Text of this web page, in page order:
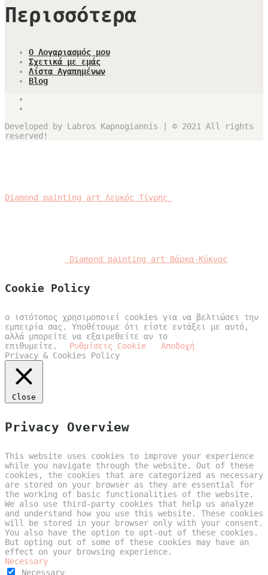
Περισσότερα
Ο Λογαριασμός μου
Σχετικά με εμάς
Λίστα Αγαπημένων
Blog
Developed by Labros Kapnogiannis | © 2021 All rights
reserved!
Diamond painting art Λευκός Τίγρης
Diamond painting art Βάρκα-Κύκνος
Cookie Policy
ο ιστότοπος χρησιμοποιεί cookies για να βελτιώσει την
εμπειρία σας. Υποθέτουμε ότι είστε εντάξει με αυτό,
αλλά μπορείτε να εξαιρεθείτε αν το
επιθυμείτε.
Ρυθμίσεις Cookie
Αποδοχή
Privacy & Cookies Policy
Close
Privacy Overview
This website uses cookies to improve your experience
while you navigate through the website. Out of these
cookies, the cookies that are categorized as necessary
are stored on your browser as they are essential for
the working of basic functionalities of the website.
We also use third-party cookies that help us analyze
and understand how you use this website. These cookies
will be stored in your browser only with your consent.
You also have the option to opt-out of these cookies.
But opting out of some of these cookies may have an
effect on your browsing experience.
Necessary
Necessary